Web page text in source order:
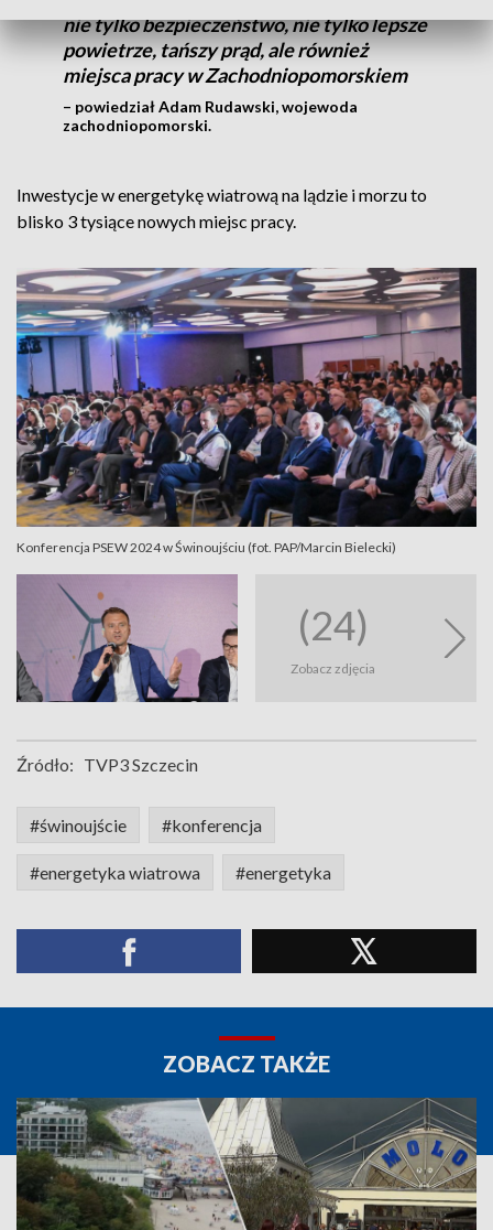
nie tylko bezpieczeństwo, nie tylko lepsze
powietrze, tańszy prąd, ale również
miejsca pracy w Zachodniopomorskiem
– powiedział Adam Rudawski, wojewoda
zachodniopomorski.
Inwestycje w energetykę wiatrową na lądzie i morzu to
blisko 3 tysiące nowych miejsc pracy.
Konferencja PSEW 2024 w Świnoujściu (fot. PAP/Marcin Bielecki)
(24)
Zobacz zdjęcia
Źródło: TVP3 Szczecin
#świnoujście #konferencja
#energetyka wiatrowa #energetyka
ZOBACZ TAKŻE